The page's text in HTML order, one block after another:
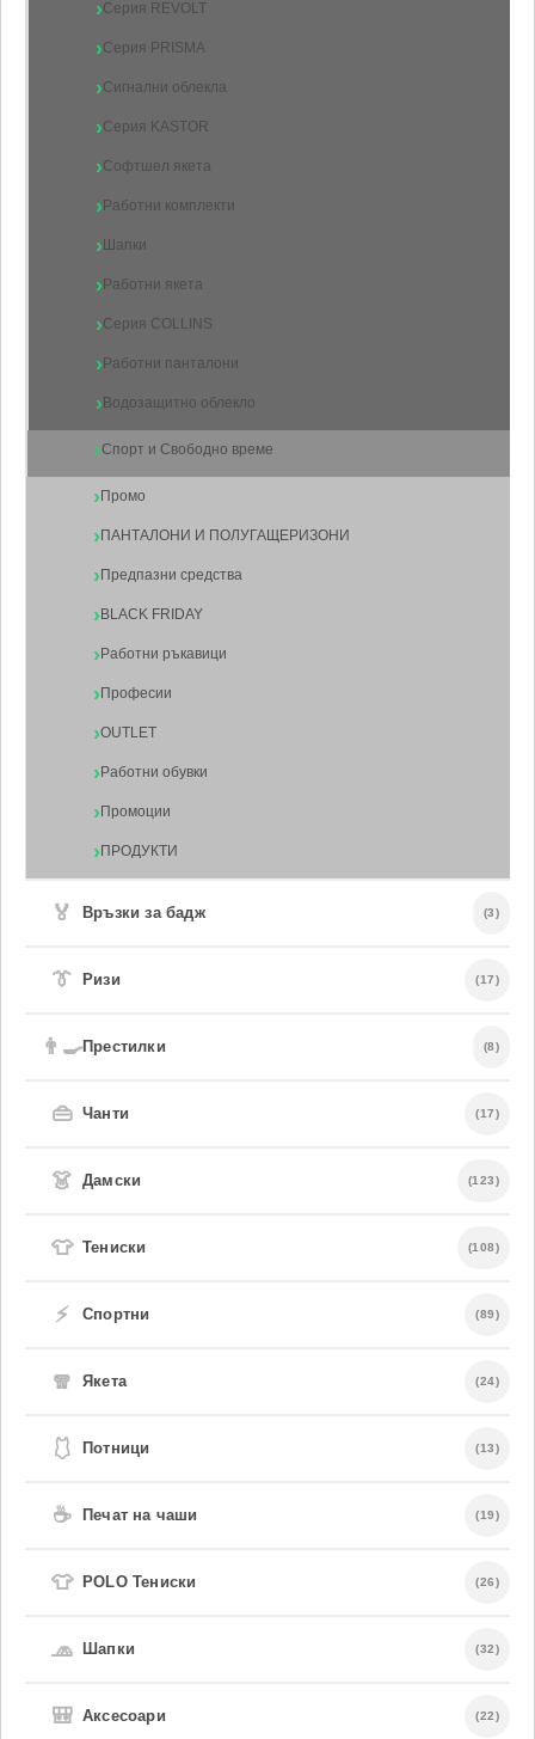
Серия REVOLT
Серия PRISMA
Сигнални облекла
Серия KASTOR
Софтшел якета
Работни комплекти
Шапки
Работни якета
Серия COLLINS
Работни панталони
Водозащитно облекло
Спорт и Свободно време
Промо
ПАНТАЛОНИ И ПОЛУГАЩЕРИЗОНИ
Предпазни средства
BLACK FRIDAY
Работни ръкавици
Професии
OUTLET
Работни обувки
Промоции
ПРОДУКТИ
🏅 Връзки за бадж (3)
👔 Ризи (17)
👨‍🍳Престилки (8)
👜 Чанти (17)
👗 Дамски (123)
👕 Тениски (108)
⚡ Спортни (89)
🧣 Якета (24)
🩱 Потници (13)
☕ Печат на чаши (19)
👕 POLO Тениски (26)
🧢 Шапки (32)
🎒 Аксесоари (22)